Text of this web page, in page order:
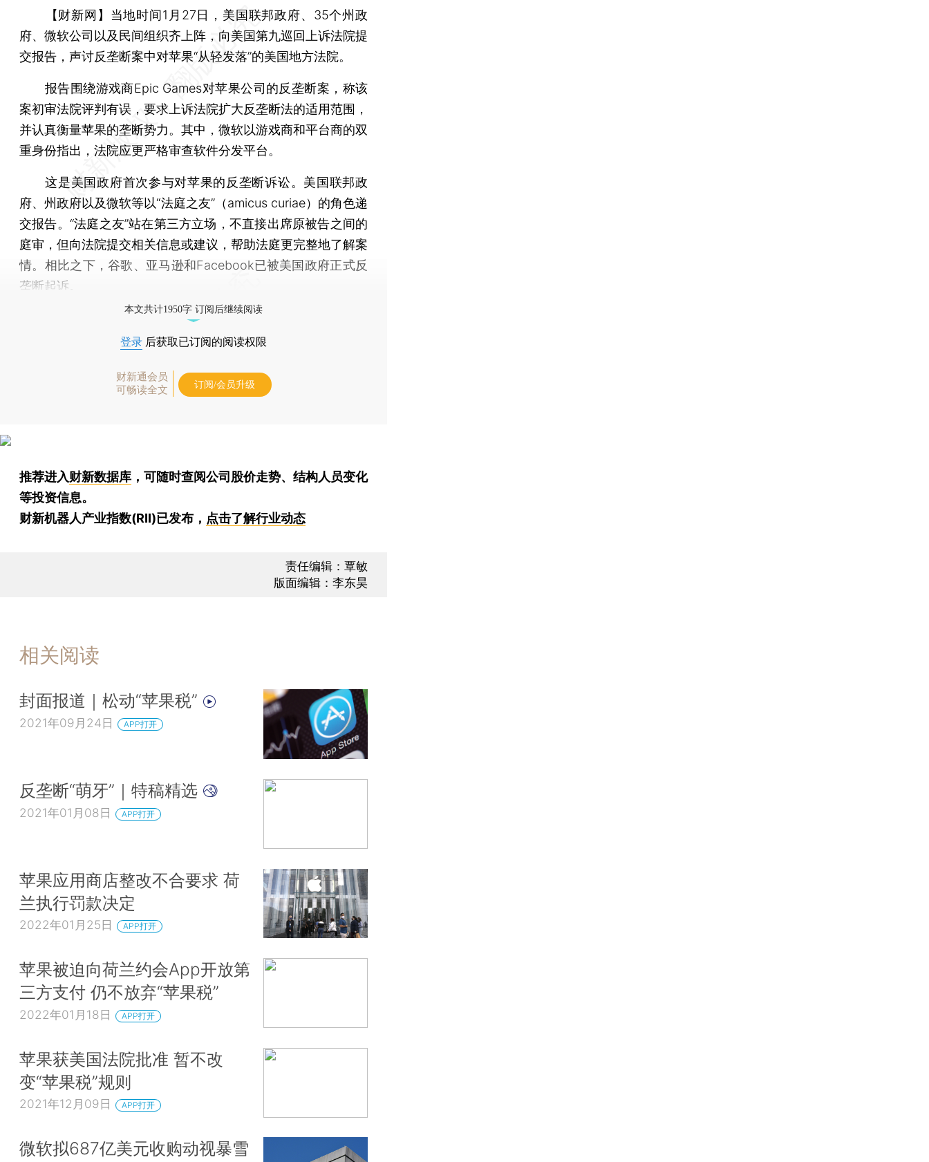
【财新网】 当地时间1月27日，美国联邦政府、35个州政
府、微软公司以及民间组织齐上阵，向美国第九巡回上诉法院提
交报告，声讨反垄断案中对苹果“从轻发落”的美国地方法院。
报告围绕游戏商Epic Games对苹果公司的反垄断案，称该
案初审法院评判有误，要求上诉法院扩大反垄断法的适用范围，
并认真衡量苹果的垄断势力。其中，微软以游戏商和平台商的双
重身份指出，法院应更严格审查软件分发平台。
这是美国政府首次参与对苹果的反垄断诉讼。美国联邦政
府、州政府以及微软等以“法庭之友”（amicus curiae）的角色递
交报告。“法庭之友”站在第三方立场，不直接出席原被告之间的
庭审，但向法院提交相关信息或建议，帮助法庭更完整地了解案
情。相比之下，谷歌、亚马逊和Facebook已被美国政府正式反
垄断起诉。
本文共计1950字 订阅后继续阅读
登录 后获取已订阅的阅读权限
财新通会员
可畅读全文
订阅/会员升级
推荐进入财新数据库 ，可随时查阅公司股价走势、结构人员变化
等投资信息。
财新机器人产业指数(RII)已发布， 点击了解行业动态
责任编辑：覃敏
版面编辑：李东昊
相关阅读
封面报道｜松动“苹果税”
2021年09月24日 APP打开
反垄断“萌牙”｜特稿精选
2021年01月08日 APP打开
苹果应用商店整改不合要求 荷
兰执行罚款决定
2022年01月25日 APP打开
苹果被迫向荷兰约会App开放第
三方支付 仍不放弃“苹果税”
2022年01月18日 APP打开
苹果获美国法院批准 暂不改
变“苹果税”规则
2021年12月09日 APP打开
微软拟687亿美元收购动视暴雪